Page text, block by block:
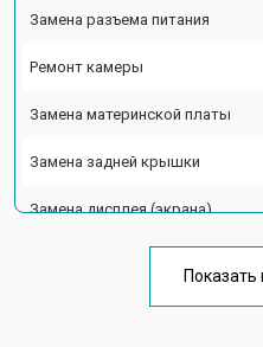
Замена разъема питания
Ремонт камеры
Замена материнской платы
Замена задней крышки
Замена дисплея (экрана)
Ремонт цепи питания
Показать